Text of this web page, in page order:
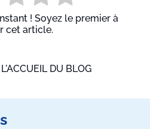
! Soyez le premier à
cet article.
DU BLOG